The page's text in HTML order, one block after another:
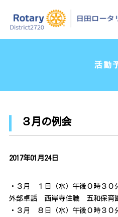
活動
３月の例会
2017年01月24日
・３月 １日（水）午後０時３
外部卓話 西岸寺住職 五和保
・３月 ８日（水）午後０時３